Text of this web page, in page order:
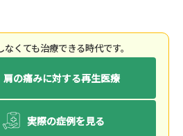
くても治療できる時代です。
肩の痛みに対する再生医療
実際の症例を見る